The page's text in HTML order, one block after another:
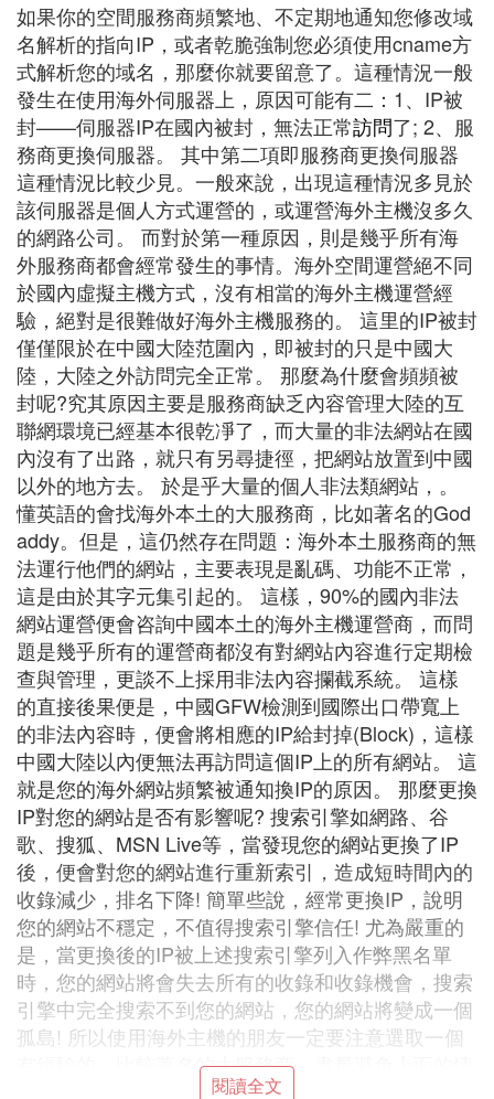
如果你的空間服務商頻繁地、不定期地通知您修改域
名解析的指向IP，或者乾脆強制您必須使用cname方
式解析您的域名，那麼你就要留意了。這種情況一般
發生在使用海外伺服器上，原因可能有二：1、IP被
封——伺服器IP在國內被封，無法正常訪問了; 2、服
務商更換伺服器。 其中第二項即服務商更換伺服器
這種情況比較少見。一般來說，出現這種情況多見於
該伺服器是個人方式運營的，或運營海外主機沒多久
的網路公司。 而對於第一種原因，則是幾乎所有海
外服務商都會經常發生的事情。海外空間運營絕不同
於國內虛擬主機方式，沒有相當的海外主機運營經
驗，絕對是很難做好海外主機服務的。 這里的IP被封
僅僅限於在中國大陸范圍內，即被封的只是中國大
陸，大陸之外訪問完全正常。 那麼為什麼會頻頻被
封呢?究其原因主要是服務商缺乏內容管理大陸的互
聯網環境已經基本很乾凈了，而大量的非法網站在國
內沒有了出路，就只有另尋捷徑，把網站放置到中國
以外的地方去。 於是乎大量的個人非法類網站，。
懂英語的會找海外本土的大服務商，比如著名的God
addy。但是，這仍然存在問題：海外本土服務商的無
法運行他們的網站，主要表現是亂碼、功能不正常，
這是由於其字元集引起的。 這樣，90%的國內非法
網站運營便會咨詢中國本土的海外主機運營商，而問
題是幾乎所有的運營商都沒有對網站內容進行定期檢
查與管理，更談不上採用非法內容攔截系統。 這樣
的直接後果便是，中國GFW檢測到國際出口帶寬上
的非法內容時，便會將相應的IP給封掉(Block)，這樣
中國大陸以內便無法再訪問這個IP上的所有網站。 這
就是您的海外網站頻繁被通知換IP的原因。 那麼更換
IP對您的網站是否有影響呢? 搜索引擎如網路、谷
歌、搜狐、MSN Live等，當發現您的網站更換了IP
後，便會對您的網站進行重新索引，造成短時間內的
收錄減少，排名下降! 簡單些說，經常更換IP，說明
您的網站不穩定，不值得搜索引擎信任! 尤為嚴重的
是，當更換後的IP被上述搜索引擎列入作弊黑名單
時，您的網站將會失去所有的收錄和收錄機會，搜索
引擎中完全搜索不到您的網站，您的網站將變成一個
孤島! 所以使用海外主機的朋友一定要注意選取一個
有經驗的、比較著名的大服務商，盡量避免上面的情
閱讀全文